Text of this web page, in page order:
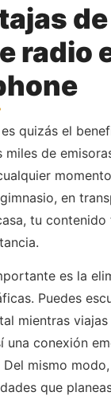
radio
quizás el
miles de
en
tu
es la
Puedes
mientras
una conexión
mismo
que